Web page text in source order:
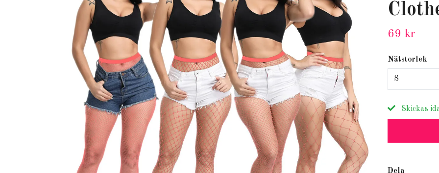
69 kr
Nätstorlek
S
Skickas
Dela